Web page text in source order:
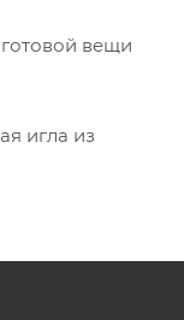
вещи
игла из